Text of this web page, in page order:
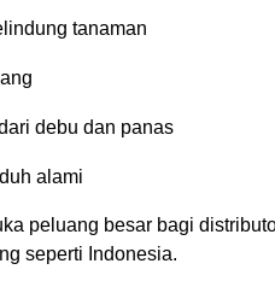
tanaman
debu dan panas
alami
peluang besar bagi
seperti Indonesia.